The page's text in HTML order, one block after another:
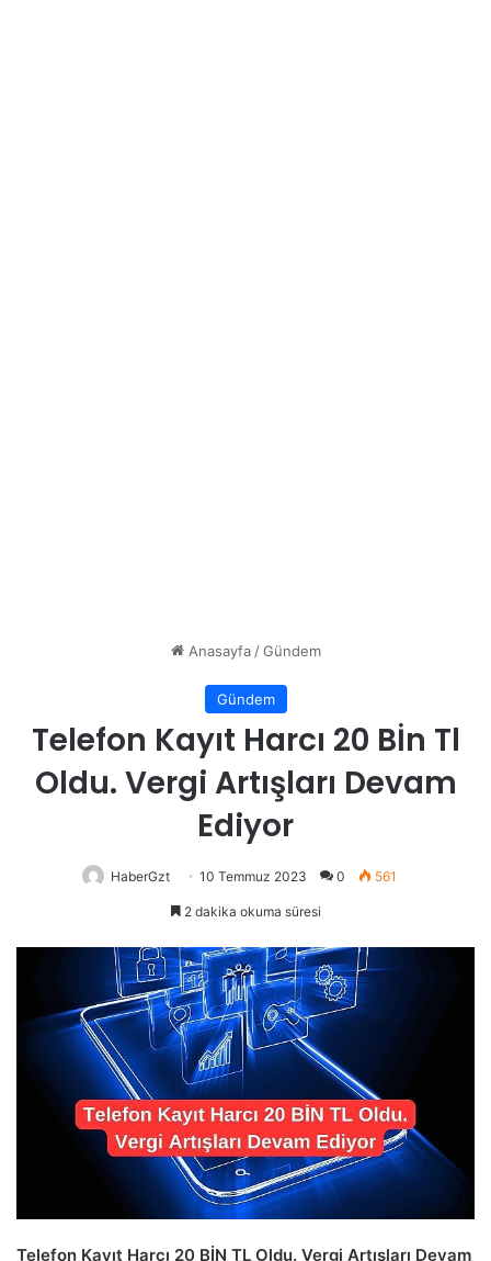
Anasayfa / Gündem
Gündem
Telefon Kayıt Harcı 20 Bİn Tl
Oldu. Vergi Artışları Devam
Ediyor
HaberGzt 10 Temmuz 2023 0 561
2 dakika okuma süresi
Telefon Kayıt Harcı 20 BİN TL Oldu. Vergi Artışları Devam